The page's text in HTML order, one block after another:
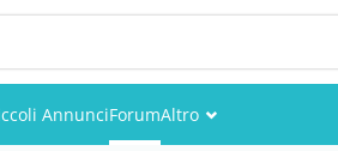
AnnunciForumAltro